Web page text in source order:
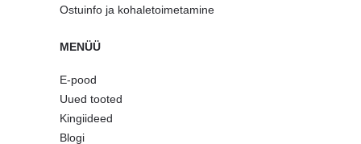
Ostuinfo ja kohaletoimetamine
MENÜÜ
E-pood
Uued tooted
Kingiideed
Blogi